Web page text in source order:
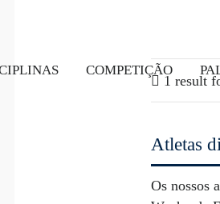
COMPETIÇÃO
1 result
Atletas
Os nossos